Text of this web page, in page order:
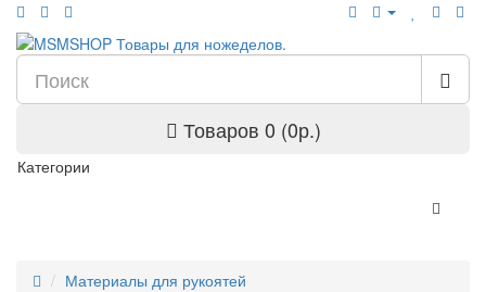
Товаров 0 (0р.)
Категории
Материалы для рукоятей